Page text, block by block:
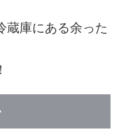
蔵庫にある余った